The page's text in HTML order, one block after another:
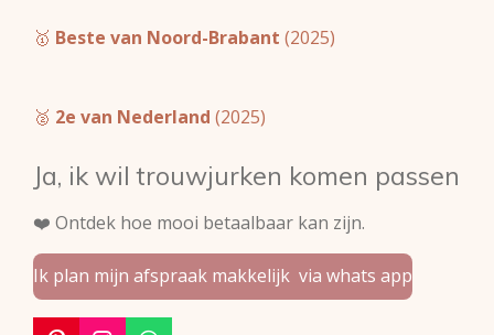
🥇 Beste van Noord-Brabant (2025)
🥈 2e van Nederland (2025)
Ja, ik wil trouwjurken komen passen
❤️ Ontdek hoe mooi betaalbaar kan zijn.
Ik plan mijn afspraak makkelijk via whats app